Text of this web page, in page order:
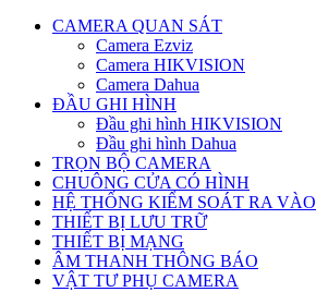
CAMERA QUAN SÁT
Camera Ezviz
Camera HIKVISION
Camera Dahua
ĐẦU GHI HÌNH
Đầu ghi hình HIKVISION
Đầu ghi hình Dahua
TRỌN BỘ CAMERA
CHUÔNG CỬA CÓ HÌNH
HỆ THỐNG KIỂM SOÁT RA VÀO
THIẾT BỊ LƯU TRỮ
THIẾT BỊ MẠNG
ÂM THANH THÔNG BÁO
VẬT TƯ PHỤ CAMERA